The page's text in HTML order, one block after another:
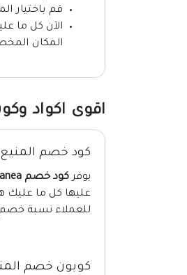
قم باختيار
المكان
اقوى اكواد
كود خصم المنيع
يوفركود خصم Almanea
عليها كل ما عليك
للعملاء نسبة خصم تصل إلى 40% على مختلف
كوبون خصم